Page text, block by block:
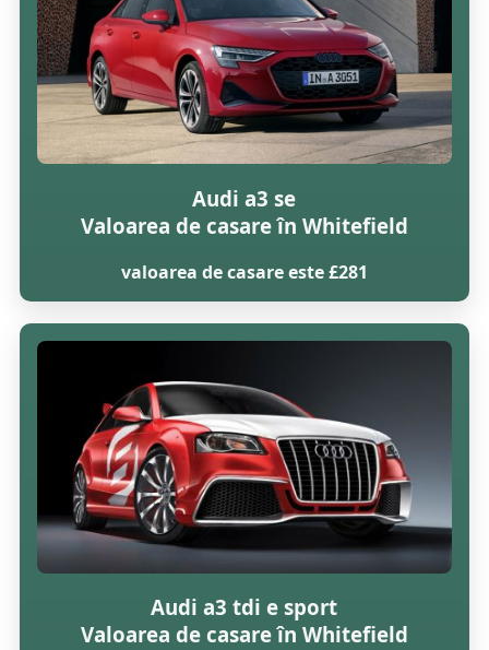
Audi a3 se
Valoarea de casare în Whitefield
valoarea de casare este £281
Audi a3 tdi e sport
Valoarea de casare în Whitefield